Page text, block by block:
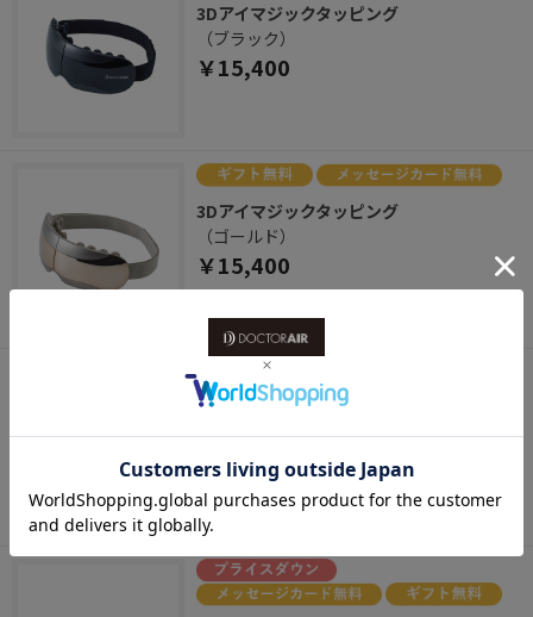
3Dアイマジックタッピング
（ブラック）
￥15,400
3Dアイマジックタッピング
（ゴールド）
￥15,400
ホット&ウェーブアイマスク
（グレー）
￥7,920
税抜 ￥7,200